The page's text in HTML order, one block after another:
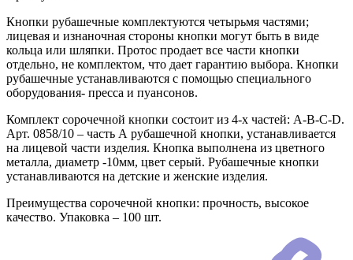
Кнопки рубашечные комплектуются четырьмя частями;
лицевая и изнаночная стороны кнопки могут быть в виде
кольца или шляпки. Протос продает все части кнопки
отдельно, не комплектом, что дает гарантию выбора. Кнопки
рубашечные устанавливаются с помощью специального
оборудования- пресса и пуансонов.
Комплект сорочечной кнопки состоит из 4-х частей: А-В-С-D.
Арт. 0858/10 – часть А рубашечной кнопки, устанавливается
на лицевой части изделия. Кнопка выполнена из цветного
металла, диаметр -10мм, цвет серый. Рубашечные кнопки
устанавливаются на детские и женские изделия.
Преимущества сорочечной кнопки: прочность, высокое
качество. Упаковка – 100 шт.